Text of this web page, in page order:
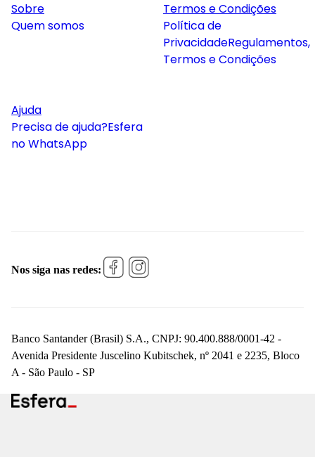
Sobre
Quem somos
Termos e Condições
Política de
PrivacidadeRegulamentos,
Termos e Condições
Ajuda
Precisa de ajuda?Esfera
no WhatsApp
Nos siga nas redes:
Banco Santander (Brasil) S.A., CNPJ: 90.400.888/0001-42 -
Avenida Presidente Juscelino Kubitschek, nº 2041 e 2235, Bloco
A - São Paulo - SP